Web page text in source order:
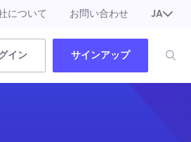
について お問い合わせ JA
イン サインアップ